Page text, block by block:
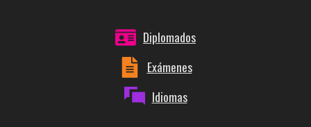
Diplomados
Exámenes
Idiomas